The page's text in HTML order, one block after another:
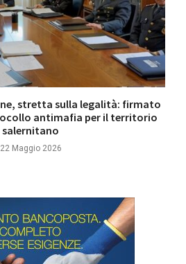
stretta sulla legalità: firmato
antimafia per il territorio
salernitano
22 Maggio 2026